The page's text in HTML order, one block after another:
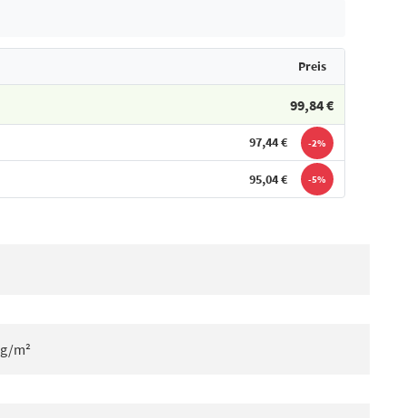
Preis
99,84 €
97,44 € -2%
95,04 € -5%
m²